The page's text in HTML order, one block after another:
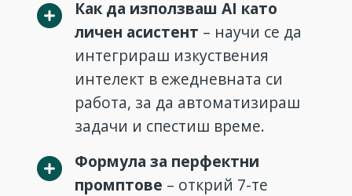
Как да използваш AI като
личен асистент – научи се да
интегрираш изкуствения
интелект в ежедневната си
работа, за да автоматизираш
задачи и спестиш време.
Формула за перфектни
промптове – открий 7-те